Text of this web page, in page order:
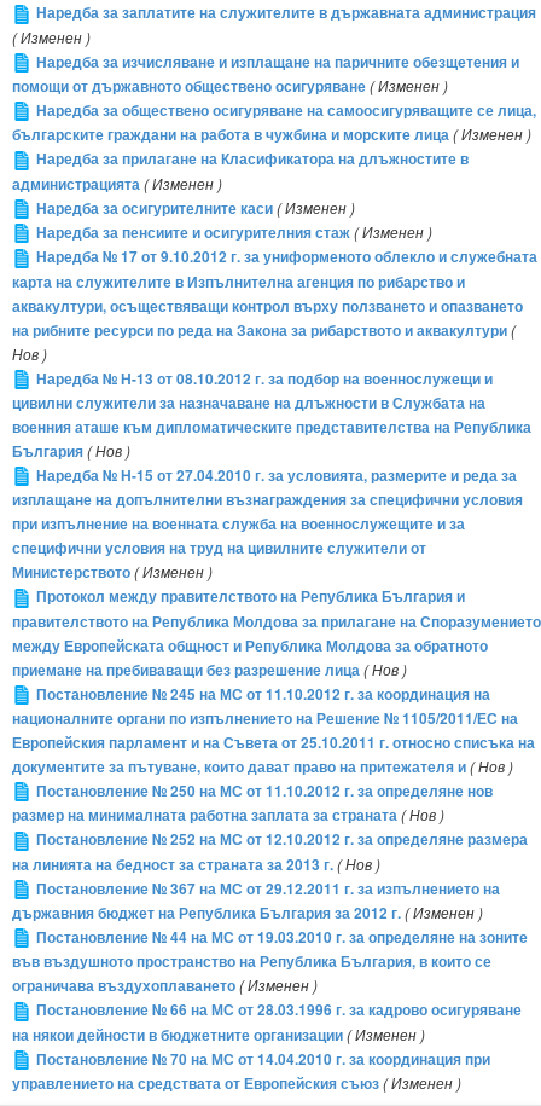
Наредба за заплатите на служителите в държавната администрация
( Изменен )
Наредба за изчисляване и изплащане на паричните обезщетения и
помощи от държавното обществено осигуряване( Изменен )
Наредба за обществено осигуряване на самоосигуряващите се лица,
българските граждани на работа в чужбина и морските лица( Изменен )
Наредба за прилагане на Класификатора на длъжностите в
администрацията( Изменен )
Наредба за осигурителните каси( Изменен )
Наредба за пенсиите и осигурителния стаж( Изменен )
Наредба № 17 от 9.10.2012 г. за униформеното облекло и служебната
карта на служителите в Изпълнителна агенция по рибарство и
аквакултури, осъществяващи контрол върху ползването и опазването
на рибните ресурси по реда на Закона за рибарството и аквакултури(
Нов )
Наредба № Н-13 от 08.10.2012 г. за подбор на военнослужещи и
цивилни служители за назначаване на длъжности в Службата на
военния аташе към дипломатическите представителства на Република
България( Нов )
Наредба № Н-15 от 27.04.2010 г. за условията, размерите и реда за
изплащане на допълнителни възнаграждения за специфични условия
при изпълнение на военната служба на военнослужещите и за
специфични условия на труд на цивилните служители от
Министерството( Изменен )
Протокол между правителството на Република България и
правителството на Република Молдова за прилагане на Споразумението
между Европейската общност и Република Молдова за обратното
приемане на пребиваващи без разрешение лица( Нов )
Постановление № 245 на МС от 11.10.2012 г. за координация на
националните органи по изпълнението на Решение № 1105/2011/ЕС на
Европейския парламент и на Съвета от 25.10.2011 г. относно списъка на
документите за пътуване, които дават право на притежателя и( Нов )
Постановление № 250 на МС от 11.10.2012 г. за определяне нов
размер на минималната работна заплата за страната( Нов )
Постановление № 252 на МС от 12.10.2012 г. за определяне размера
на линията на бедност за страната за 2013 г.( Нов )
Постановление № 367 на МС от 29.12.2011 г. за изпълнението на
държавния бюджет на Република България за 2012 г.( Изменен )
Постановление № 44 на МС от 19.03.2010 г. за определяне на зоните
във въздушното пространство на Република България, в които се
ограничава въздухоплаването( Изменен )
Постановление № 66 на МС от 28.03.1996 г. за кадрово осигуряване
на някои дейности в бюджетните организации( Изменен )
Постановление № 70 на МС от 14.04.2010 г. за координация при
управлението на средствата от Европейския съюз( Изменен )